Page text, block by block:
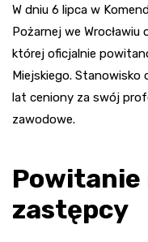
W dniu 6 lipca w
Pożarnej we
której oficjalnie
Miejskiego. Stanowisko
lat ceniony za swój
zawodowe.
Powitanie
zastępcy